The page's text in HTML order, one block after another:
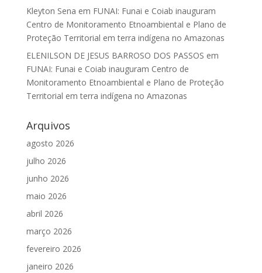
Kleyton Sena em FUNAI: Funai e Coiab inauguram
Centro de Monitoramento Etnoambiental e Plano de
Proteção Territorial em terra indígena no Amazonas
ELENILSON DE JESUS BARROSO DOS PASSOS em
FUNAI: Funai e Coiab inauguram Centro de
Monitoramento Etnoambiental e Plano de Proteção
Territorial em terra indígena no Amazonas
Arquivos
agosto 2026
julho 2026
junho 2026
maio 2026
abril 2026
março 2026
fevereiro 2026
janeiro 2026